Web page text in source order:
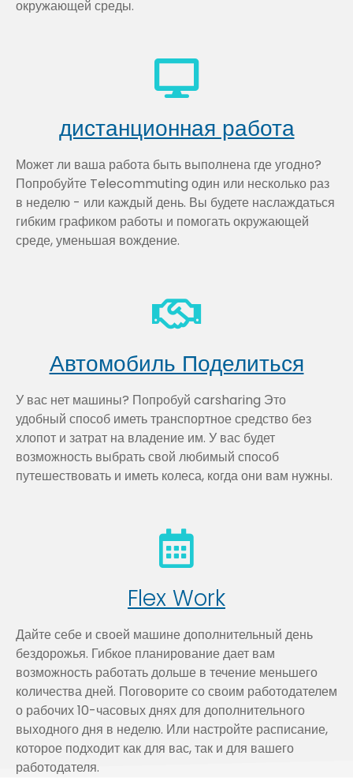
окружающей среды.
дистанционная работа
Может ли ваша работа быть выполнена где угодно?
Попробуйте Telecommuting один или несколько раз
в неделю - или каждый день. Вы будете наслаждаться
гибким графиком работы и помогать окружающей
среде, уменьшая вождение.
Автомобиль Поделиться
У вас нет машины? Попробуй carsharing Это
удобный способ иметь транспортное средство без
хлопот и затрат на владение им. У вас будет
возможность выбрать свой любимый способ
путешествовать и иметь колеса, когда они вам нужны.
Flex Work
Дайте себе и своей машине дополнительный день
бездорожья. Гибкое планирование дает вам
возможность работать дольше в течение меньшего
количества дней. Поговорите со своим работодателем
о рабочих 10-часовых днях для дополнительного
выходного дня в неделю. Или настройте расписание,
которое подходит как для вас, так и для вашего
работодателя.